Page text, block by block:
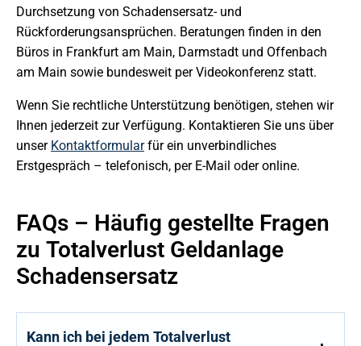
Durchsetzung von Schadensersatz- und
Rückforderungsansprüchen. Beratungen finden in den
Büros in Frankfurt am Main, Darmstadt und Offenbach
am Main sowie bundesweit per Videokonferenz statt.
Wenn Sie rechtliche Unterstützung benötigen, stehen wir
Ihnen jederzeit zur Verfügung. Kontaktieren Sie uns über
unser Kontaktformularfür ein unverbindliches
Erstgespräch – telefonisch, per E-Mail oder online.
FAQs – Häufig gestellte Fragen
zu Totalverlust Geldanlage
Schadensersatz
Kann ich bei jedem Totalverlust